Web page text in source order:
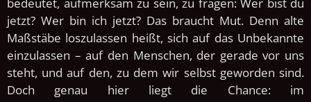
jetzt? Wer bin ich jetzt? Das braucht Mut. Denn alte
Maßstäbe loszulassen heißt, sich auf das Unbekannte
einzulassen – auf den Menschen, der gerade vor uns
steht, und auf den, zu dem wir selbst geworden sind.
Doch genau hier liegt die Chance: im